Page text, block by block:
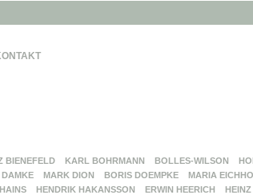
BIENEFELD KARL BOHRMANN BOLLES-WILSON
MARK DION BORIS DOEMPKE MARIA
HENDRIK HAKANSSON ERWIN HEERICH